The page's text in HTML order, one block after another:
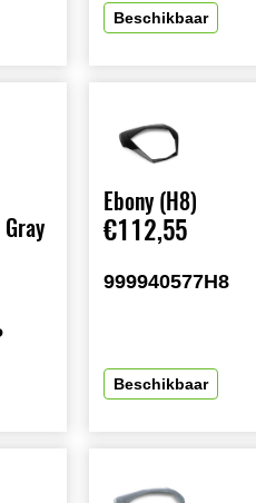
Beschikbaar
Ebony (H8)
€112,55
999940577H8
Beschikbaar